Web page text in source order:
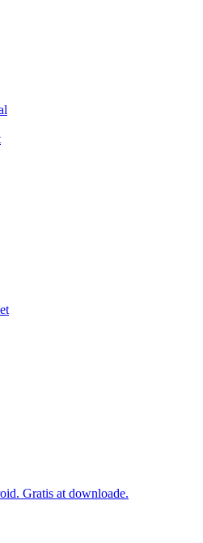
Gratis at downloade.